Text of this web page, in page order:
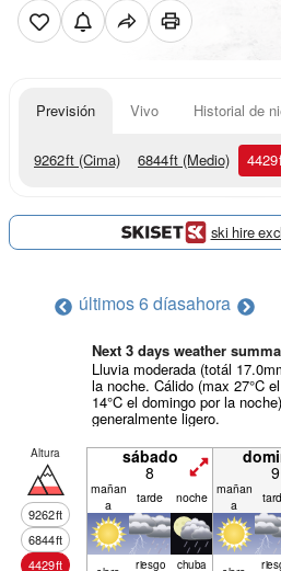
Previsión Vivo Historial de
9262ft (Cima) 6844ft (Medio) 4429
ski hire
últimos 6 díasahora
Next 3 days weather
Lluvia moderada (totál
la noche. Cálido (max 27°C
14°C el domingo por la
generalmente ligero.
Altura
9262ft
6844ft
4429ft
sábado
8 9
mañan
a
tarde noche mañan
a
riesgo chuba